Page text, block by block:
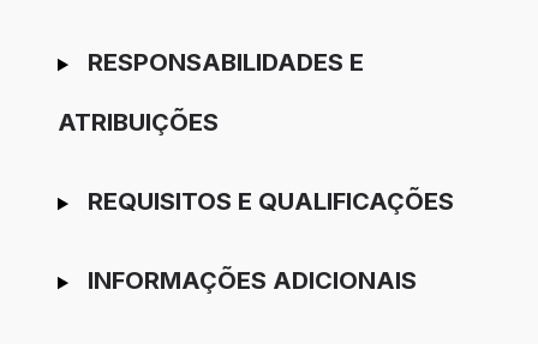
RESPONSABILIDADES E
ATRIBUIÇÕES
REQUISITOS E QUALIFICAÇÕES
INFORMAÇÕES ADICIONAIS